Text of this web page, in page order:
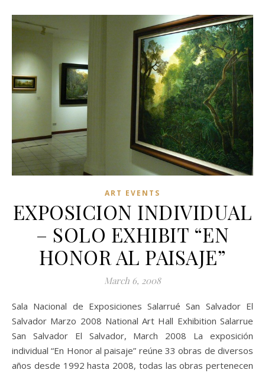
ART EVENTS
EXPOSICION INDIVIDUAL
– SOLO EXHIBIT “EN
HONOR AL PAISAJE”
March 6, 2008
Sala Nacional de Exposiciones Salarrué San Salvador El
Salvador Marzo 2008 National Art Hall Exhibition Salarrue
San Salvador El Salvador, March 2008 La exposición
individual “En Honor al paisaje” reúne 33 obras de diversos
años desde 1992 hasta 2008, todas las obras pertenecen